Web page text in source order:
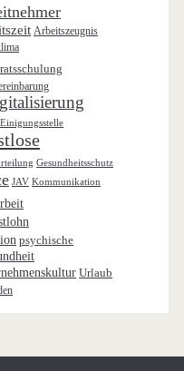
Arbeitszeugnis
Einigungsstelle
Gesundheitsschutz
JAV Kommunikation
psychische
Urlaub